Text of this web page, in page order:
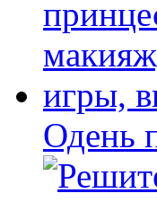
Одень